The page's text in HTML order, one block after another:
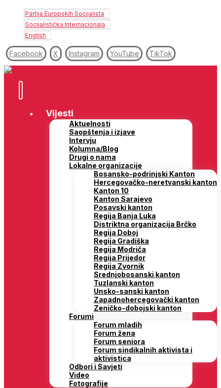
Partija Europskih Socijalista
Socijalistička Internacionala
English
Facebook X Instagram YouTube TikTok
Vijesti
Aktuelnosti
Saopštenja i izjave
Intervju
Kolumna/Blog
Drugi o nama
Lokalne organizacije
Bosansko-podrinjski Kanton
Hercegovačko-neretvanski kanton
Kanton 10
Kanton Sarajevo
Posavski kanton
Regija Banja Luka
Distriktna organizacija Brčko
Regija Doboj
Regija Gradiška
Regija Modriča
Regija Prijedor
Regija Zvornik
Srednjobosanski kanton
Tuzlanski kanton
Unsko-sanski kanton
Zapadnohercegovački kanton
Zeničko-dobojski kanton
Forumi
Forum mladih
Forum žena
Forum seniora
Forum sindikalnih aktivista i
aktivistica
Odbori i Savjeti
Video
Fotografije